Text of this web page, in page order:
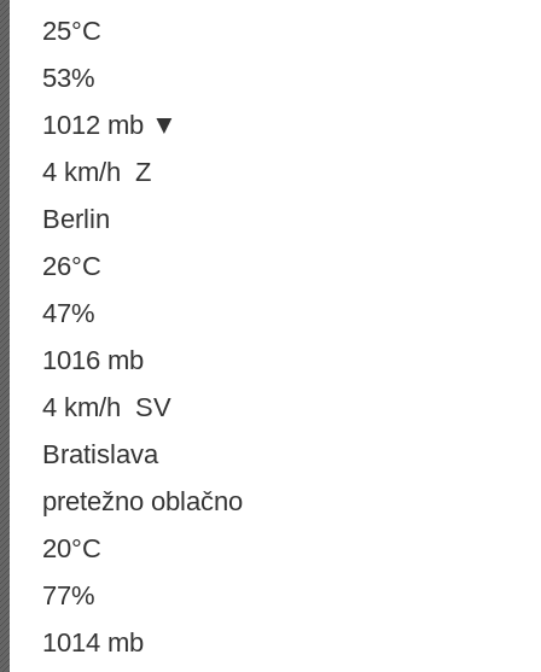
25°C
53%
1012 mb ▼
4 km/h Z
Berlin
26°C
47%
1016 mb
4 km/h SV
Bratislava
pretežno oblačno
20°C
77%
1014 mb